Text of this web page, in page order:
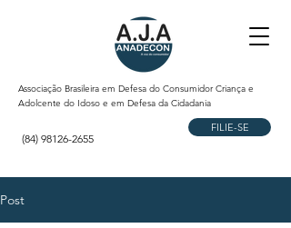
Associação Brasileira em Defesa do Consumidor Criança e
Adolcente do Idoso e em Defesa da Cidadania
(84) 98126-2655
FILIE-SE
Post